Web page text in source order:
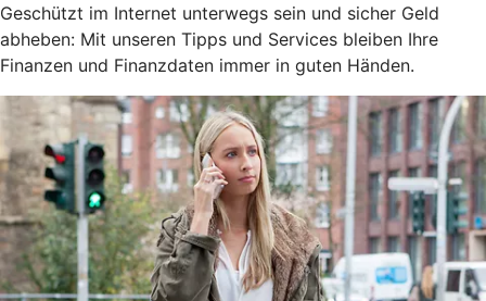
Geschützt im Internet unterwegs sein und sicher Geld
abheben: Mit unseren Tipps und Services bleiben Ihre
Finanzen und Finanzdaten immer in guten Händen.